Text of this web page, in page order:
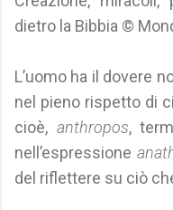
dietro la Bibbia ©
L’uomo ha il dovere
nel pieno rispetto di
cioè, anthropos,
nell’espressione
del riflettere su ciò